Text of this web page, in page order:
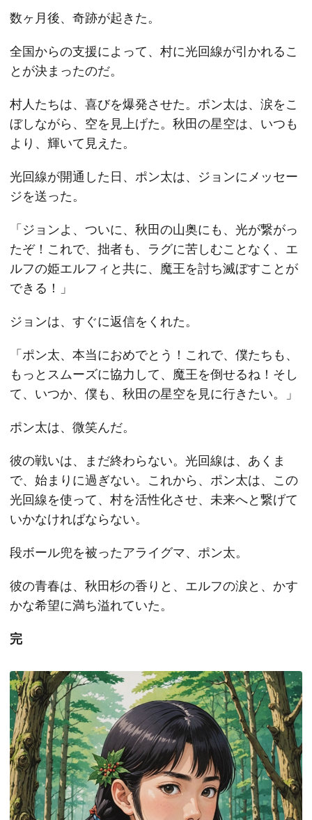
数ヶ月後、奇跡が起きた。
全国からの支援によって、村に光回線が引かれるこ
とが決まったのだ。
村人たちは、喜びを爆発させた。ポン太は、涙をこ
ぼしながら、空を見上げた。秋田の星空は、いつも
より、輝いて見えた。
光回線が開通した日、ポン太は、ジョンにメッセー
ジを送った。
「ジョンよ、ついに、秋田の山奥にも、光が繋がっ
たぞ！これで、拙者も、ラグに苦しむことなく、エ
ルフの姫エルフィと共に、魔王を討ち滅ぼすことが
できる！」
ジョンは、すぐに返信をくれた。
「ポン太、本当におめでとう！これで、僕たちも、
もっとスムーズに協力して、魔王を倒せるね！そし
て、いつか、僕も、秋田の星空を見に行きたい。」
ポン太は、微笑んだ。
彼の戦いは、まだ終わらない。光回線は、あくま
で、始まりに過ぎない。これから、ポン太は、この
光回線を使って、村を活性化させ、未来へと繋げて
いかなければならない。
段ボール兜を被ったアライグマ、ポン太。
彼の青春は、秋田杉の香りと、エルフの涙と、かす
かな希望に満ち溢れていた。
完